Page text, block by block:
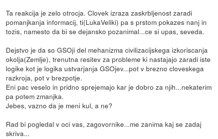
Ta reakcija je zelo otrocja. Clovek izraza zaskrbljenost zaradi
pomanjkanja informacij, ti(LukaVeliki) pa s prstom pokazes nanj in
tozis, namesto da bi se dejansko pozanimal...ce si upas, seveda.
Dejstvo je da so GSOji del mehanizma civilizacijskega izkoriscanja
okolja(Zemlje), trenutna resitev za probleme ki nastajajo zaradi iste
logike kot je logika ustvarjanja GSOjev...pot v brezno cloveskega
razkroja, pot v brezpotje.
Eni pac veselo in pridno sprejemajo kar je dobro za njih...nekaterim
pa potem zmanjka.
Jebes, vazno da je meni kul, a ne?
Rad bi pogledal v oci vas, zagovornike...me zanima kaj se zadaj
skriva...